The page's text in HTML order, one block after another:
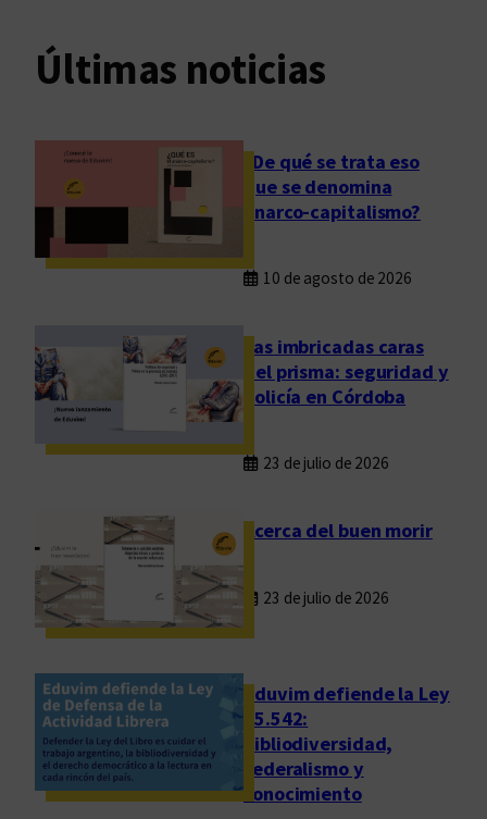
Últimas noticias
¿De qué se trata eso
que se denomina
anarco-capitalismo?
10 de agosto de 2026
Las imbricadas caras
del prisma: seguridad y
policía en Córdoba
23 de julio de 2026
Acerca del buen morir
23 de julio de 2026
Eduvim defiende la Ley
25.542:
bibliodiversidad,
federalismo y
conocimiento